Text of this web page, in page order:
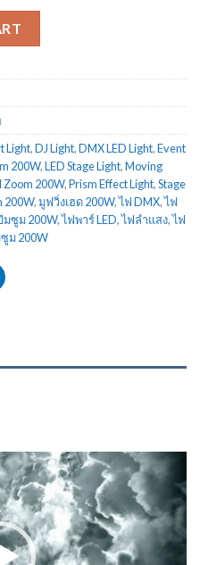
Light,DJ Light,DMX LED Light,Event
200W,LED Stage Light,Moving
Zoom 200W,Prism Effect Light,Stage
200W,มูฟวิ่งเฮด 200W,ไฟ DMX,ไฟ
มซูม 200W,ไฟพาร์ LED,ไฟลำแสง,ไฟ
ม 200W